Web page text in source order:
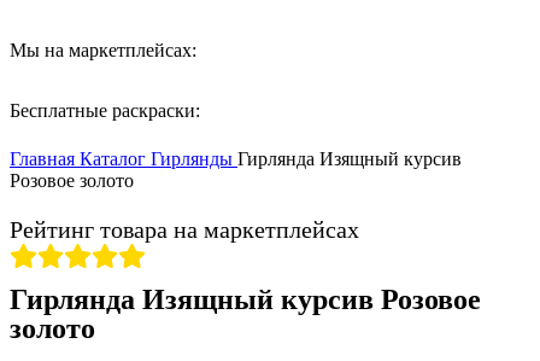
Мы на маркетплейсах:
Бесплатные раскраски:
Главная Каталог Гирлянды Гирлянда Изящный курсив
Розовое золото
Рейтинг товара на маркетплейсах
Гирлянда Изящный курсив Розовое
золото